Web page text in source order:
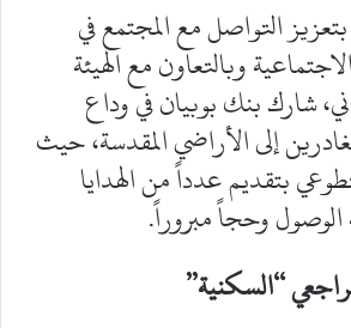
التواصل مع المجتمع في
وبالتعاون مع الهيئة
شارك بنك بوبيان في وداع
إلى الأراضي المقدسة، حيث
بتقديم عدداً من الهدايا
وحجاً مبروراً.
“السكنية”